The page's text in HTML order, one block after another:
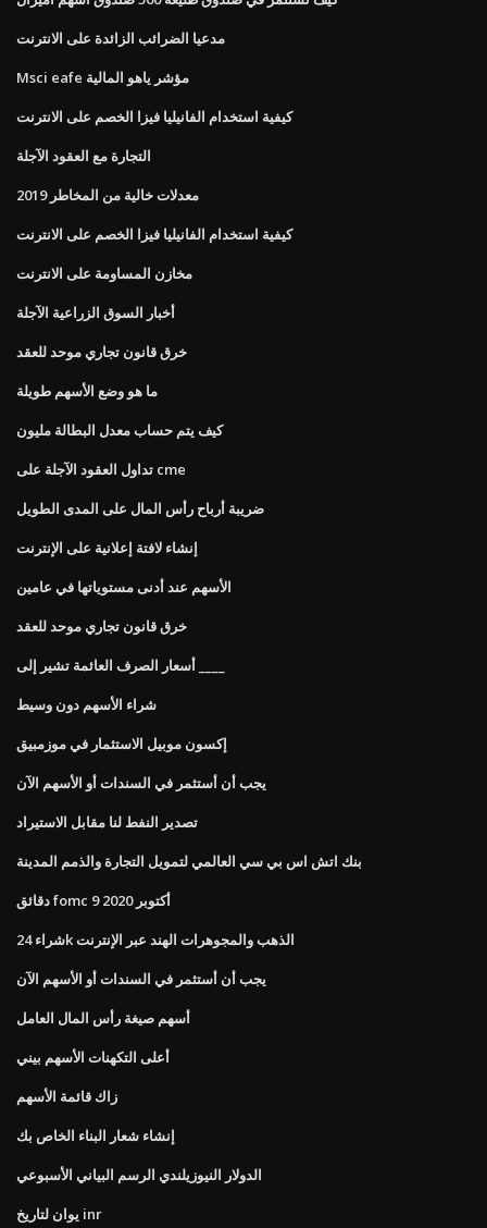
مدعيا الضرائب الزائدة على الانترنت
Msci eafe مؤشر ياهو المالية
كيفية استخدام الفانيليا فيزا الخصم على الانترنت
التجارة مع العقود الآجلة
معدلات خالية من المخاطر 2019
كيفية استخدام الفانيليا فيزا الخصم على الانترنت
مخازن المساومة على الانترنت
أخبار السوق الزراعية الآجلة
خرق قانون تجاري موحد للعقد
ما هو وضع الأسهم طويلة
كيف يتم حساب معدل البطالة مليون
تداول العقود الآجلة على cme
ضريبة أرباح رأس المال على المدى الطويل
إنشاء لافتة إعلانية على الإنترنت
الأسهم عند أدنى مستوياتها في عامين
خرق قانون تجاري موحد للعقد
شراء الأسهم دون وسيط
إكسون موبيل الاستثمار في موزمبيق
يجب أن أستثمر في السندات أو الأسهم الآن
تصدير النفط لنا مقابل الاستيراد
بنك اتش اس بي سي العالمي لتمويل التجارة والذمم المدينة
دقائق fomc 9 أكتوبر 2020
شراء 24k الذهب والمجوهرات الهند عبر الإنترنت
يجب أن أستثمر في السندات أو الأسهم الآن
أسهم صيغة رأس المال العامل
أعلى التكهنات الأسهم بيني
زاك قائمة الأسهم
إنشاء شعار البناء الخاص بك
الدولار النيوزيلندي الرسم البياني الأسبوعي
يوان لتاريخ inr